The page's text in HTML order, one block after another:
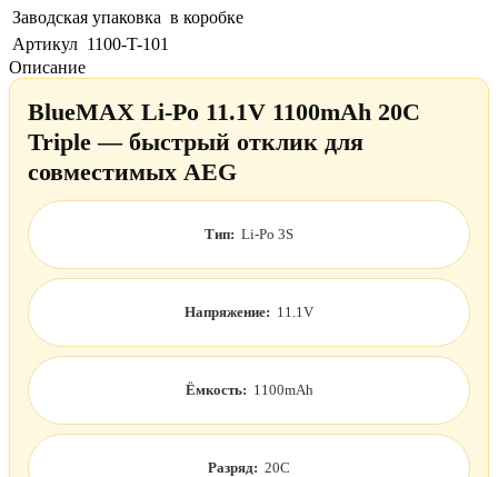
Заводская упаковка в коробке
Артикул 1100-T-101
Описание
BlueMAX Li-Po 11.1V 1100mAh 20C
Triple — быстрый отклик для
совместимых AEG
Тип: Li-Po 3S
Напряжение: 11.1V
Ёмкость: 1100mAh
Разряд: 20C